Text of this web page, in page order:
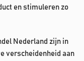
en stimuleren zo
Nederland zijn in
verscheidenheid aan